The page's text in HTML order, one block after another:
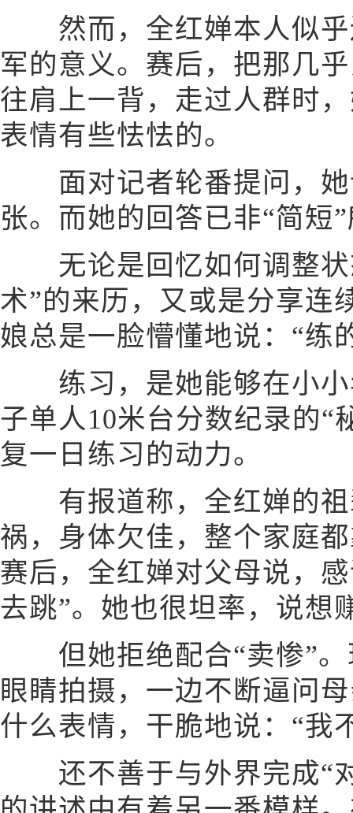
然而，全红婵本人似乎
军的意义。赛后，把那几
往肩上一背，走过人群时
表情有些怯怯的。
面对记者轮番提问，她
张。而她的回答已非“简短
无论是回忆如何调整状
术”的来历，又或是分享连
娘总是一脸懵懂地说：“练
练习，是她能够在小小
子单人10米台分数纪录的“
复一日练习的动力。
有报道称，全红婵的祖
祸，身体欠佳，整个家庭
赛后，全红婵对父母说，
去跳”。她也很坦率，说想
但她拒绝配合“卖惨”。
眼睛拍摄，一边不断逼问
什么表情，干脆地说：“我
还不善于与外界完成“